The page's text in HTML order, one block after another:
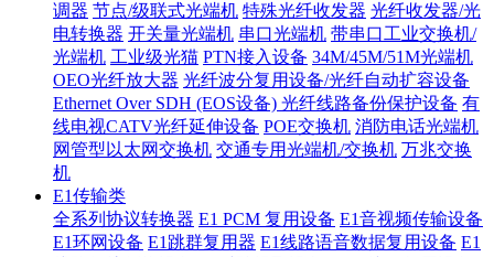
调器 节点/级联式光端机 特殊光纤收发器 光纤收发器/光
电转换器 开关量光端机 串口光端机 带串口工业交换机/
光端机 工业级光猫 PTN接入设备 34M/45M/51M光端机
OEO光纤放大器 光纤波分复用设备/光纤自动扩容设备
Ethernet Over SDH (EOS设备) 光纤线路备份保护设备 有
线电视CATV光纤延伸设备 POE交换机 消防电话光端机
网管型以太网交换机 交通专用光端机/交换机 万兆交换
机
E1传输类
全系列协议转换器 E1 PCM 复用设备 E1音视频传输设备
E1环网设备 E1跳群复用器 E1线路语音数据复用设备 E1